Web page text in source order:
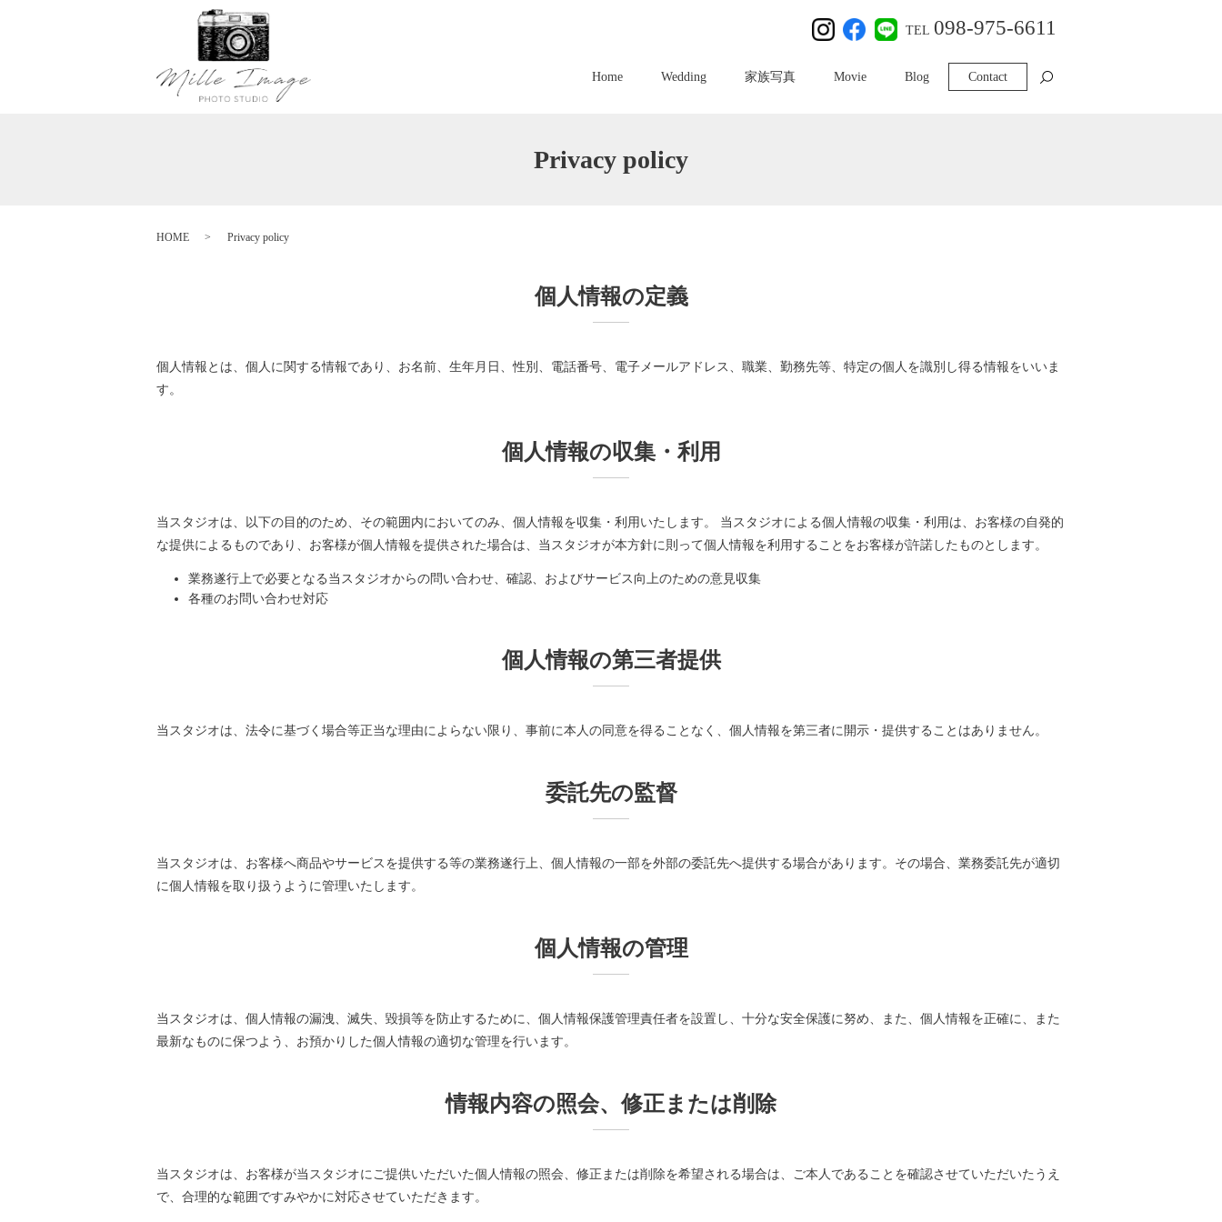
TEL 098-975-6611
Home Wedding 家族写真 Movie Blog Contact search
Privacy policy
HOME Privacy policy
個人情報の定義
個人情報とは、個人に関する情報であり、お名前、生年月日、性別、電話番号、電子メールアドレス、職業、勤務先等、特定の個人を識別し得る情報をいいま
す。
個人情報の収集・利用
当スタジオは、以下の目的のため、その範囲内においてのみ、個人情報を収集・利用いたします。 当スタジオによる個人情報の収集・利用は、お客様の自発的
な提供によるものであり、お客様が個人情報を提供された場合は、当スタジオが本方針に則って個人情報を利用することをお客様が許諾したものとします。
業務遂行上で必要となる当スタジオからの問い合わせ、確認、およびサービス向上のための意見収集
各種のお問い合わせ対応
個人情報の第三者提供
当スタジオは、法令に基づく場合等正当な理由によらない限り、事前に本人の同意を得ることなく、個人情報を第三者に開示・提供することはありません。
委託先の監督
当スタジオは、お客様へ商品やサービスを提供する等の業務遂行上、個人情報の一部を外部の委託先へ提供する場合があります。その場合、業務委託先が適切
に個人情報を取り扱うように管理いたします。
個人情報の管理
当スタジオは、個人情報の漏洩、滅失、毀損等を防止するために、個人情報保護管理責任者を設置し、十分な安全保護に努め、また、個人情報を正確に、また
最新なものに保つよう、お預かりした個人情報の適切な管理を行います。
情報内容の照会、修正または削除
当スタジオは、お客様が当スタジオにご提供いただいた個人情報の照会、修正または削除を希望される場合は、ご本人であることを確認させていただいたうえ
で、合理的な範囲ですみやかに対応させていただきます。